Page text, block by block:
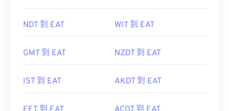
NDT 到 EAT WIT 到 EAT
GMT 到 EAT NZDT 到 EAT
IST 到 EAT AKDT 到 EAT